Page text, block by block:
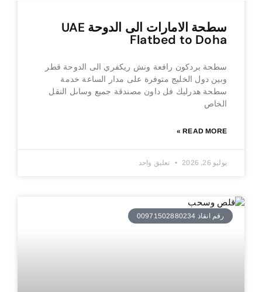
سطحة الامارات الى الدوحة UAE
Flatbed to Doha
سطحة بردكون رافعة ونش ريكفري الى الدوحة قطر
وبين دول الخليج متوفرة على مدار الساعة خدمة
سطحة هدرليك فل داون مصندقة جميع وساىل النقل
الخاص
READ MORE »
يوليو 26, 2026 تعليق واحد
رقم انقاذ 00971502880234